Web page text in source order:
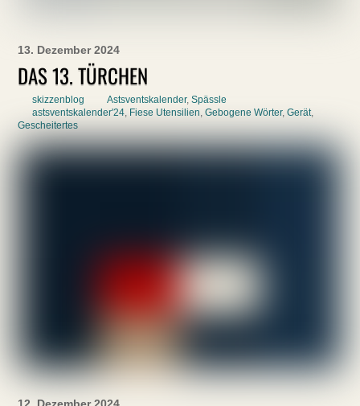
13. Dezember 2024
DAS 13. TÜRCHEN
skizzenblog Astsventskalender,Spässle
astsventskalender'24, Fiese Utensilien,Gebogene Wörter,Gerät,
Gescheitertes